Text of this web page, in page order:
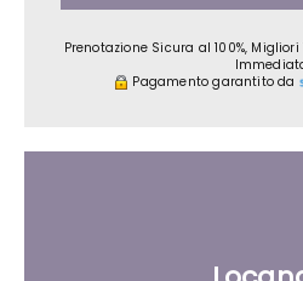
Prenotazione Sicura al 100%,
Pagamento garantito da